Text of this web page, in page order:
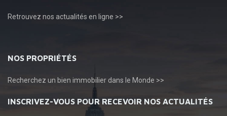
Retrouvez nos actualités en ligne >>
NOS PROPRIÉTÉS
Recherchez un bien immobilier dans le Monde >>
INSCRIVEZ-VOUS POUR RECEVOIR NOS ACTUALITÉS